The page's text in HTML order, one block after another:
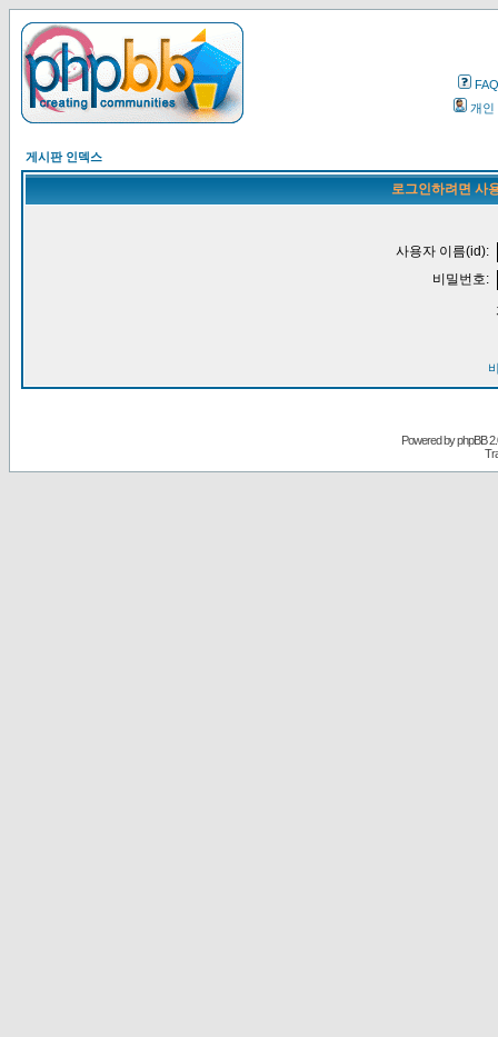
FAQ
개인
게시판 인덱스
로그인하려면 사
사용자 이름(id):
비밀번호:
Powered byphpBB